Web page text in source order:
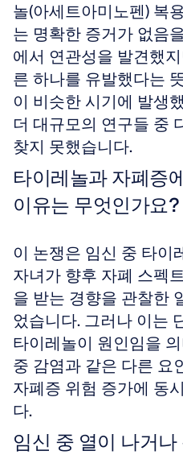
놀(아세트아미노펜) 복
는 명확한 증거가 없음
에서 연관성을 발견했
른 하나를 유발했다는
이 비슷한 시기에 발생
더 대규모의 연구들 중
찾지 못했습니다.
타이레놀과 자폐증
이유는 무엇인가요?
이 논쟁은 임신 중 타이
자녀가 향후 자폐 스펙
을 받는 경향을 관찰한
었습니다. 그러나 이는
타이레놀이 원인임을
중 감염과 같은 다른 요
자폐증 위험 증가에 동
다.
임신 중 열이 나거